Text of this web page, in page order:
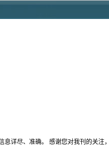
息详尽、准确。 感谢您对我刊的关注